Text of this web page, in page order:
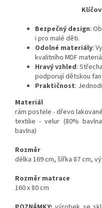
Bezpečný design:
i pro malé děti.
Odolné materiály:
kvalitního MDF
Hravý vzhled:
podporují dětskou
Praktičnost:
Materiál
rám postele - dřevo
textilie - velur (80%
bavlna)
Rozměr
délka 169 cm, šířka 87 cm,
Rozměr matrace
160 x 80 cm